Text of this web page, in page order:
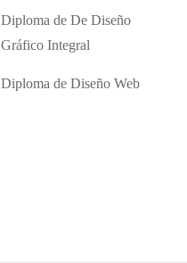
Diploma de De Diseño
Gráfico Integral
Diploma de Diseño Web